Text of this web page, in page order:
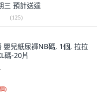
三 預計送達
(125)
嬰兒紙尿褲NB碼, 1個, 拉拉
碼-20片
)